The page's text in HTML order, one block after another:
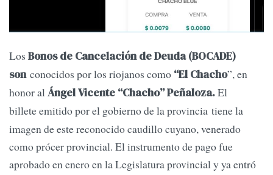
Los Bonos de Cancelación de Deuda (BOCADE)
sonconocidos por los riojanos como “El Chacho”, en
honor alÁngel Vicente “Chacho” Peñaloza.El
billeteemitido por el gobierno de la provincia tiene la
imagen de este reconocido caudillo cuyano, venerado
como prócer provincial. El instrumento de pago fue
aprobado en enero en la Legislatura provincial y ya entró